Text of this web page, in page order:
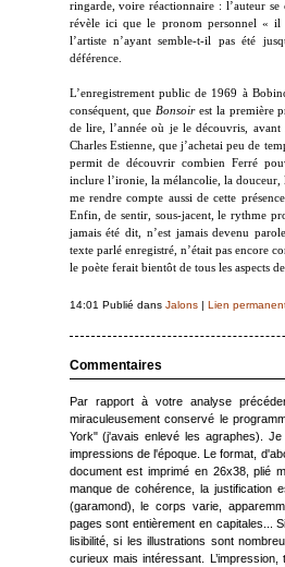
ringarde, voire réactionnaire : l’auteur
révèle ici que le pronom personnel «
l’artiste n’ayant semble-t-il pas été
déférence.
L’enregistrement public de 1969 à
conséquent, queBonsoirest la première
de lire, l’année où je le découvris,
Charles Estienne, que j’achetai peu de
permit de découvrir combien Ferré
inclure l’ironie, la mélancolie, la douceur,
me rendre compte aussi de cette
Enfin, de sentir, sous-jacent, le rythme
jamais été dit, n’est jamais devenu
texte parlé enregistré, n’était pas encore
le poète ferait bientôt de tous les aspects
14:01 Publié dans Jalons| Lien
Commentaires
Par rapport à votre analyse
miraculeusement conservé le
York" (j'avais enlevé les agraphes).
impressions de l'époque. Le format,
document est imprimé en 26x38, plié
manque de cohérence, la justification
(garamond), le corps varie,
pages sont entièrement en capitales...
lisibilité, si les illustrations sont
curieux mais intéressant.